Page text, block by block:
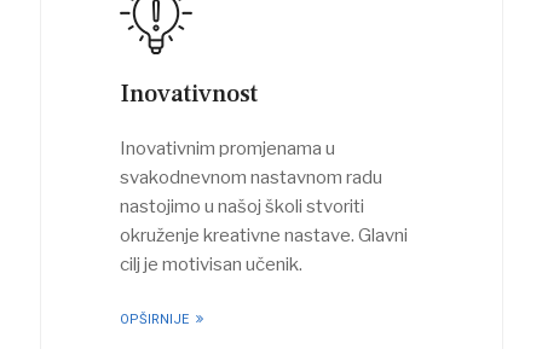
Inovativnost
Inovativnim promjenama u
svakodnevnom nastavnom radu
nastojimo u našoj školi stvoriti
okruženje kreativne nastave. Glavni
cilj je motivisan učenik.
OPŠIRNIJE